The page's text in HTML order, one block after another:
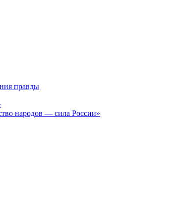
правды
народов — сила России»